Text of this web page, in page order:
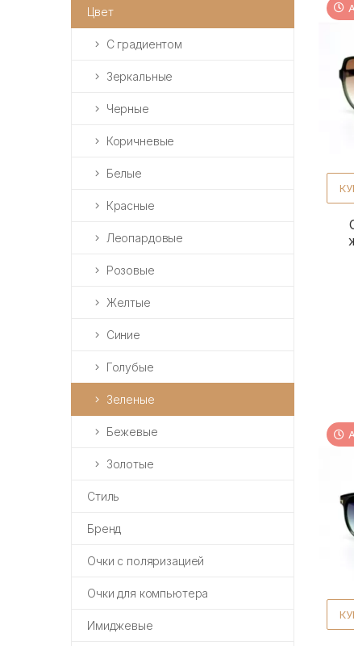
Цвет
С градиентом
Зеркальные
Черные
Коричневые
Белые
Красные
Леопардовые
Розовые
Желтые
Синие
Голубые
Зеленые
Бежевые
Золотые
Стиль
Бренд
Очки с поляризацией
Очки для компьютера
Имиджевые